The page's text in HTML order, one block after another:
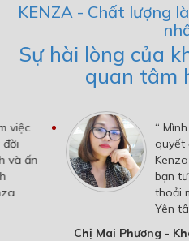
KENZA - Chất lượng
Sự hài lòng của
quan tâm
“ Mình đã đi
quyết định mua
Kenza sau khi
bạn tư vấn tận
thoải mái. Keza
Yên tâm mua
Chị Mai Phương - Khách